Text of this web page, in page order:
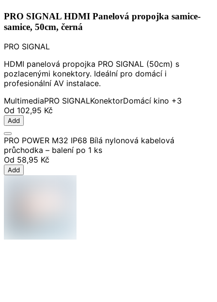
PRO SIGNAL HDMI Panelová propojka samice-
samice, 50cm, černá
PRO SIGNAL
HDMI panelová propojka PRO SIGNAL (50cm) s
pozlacenými konektory. Ideální pro domácí i
profesionální AV instalace.
MultimediaPRO SIGNALKonektorDomácí kino +3
Od 102,95 Kč
Add
PRO POWER M32 IP68 Bílá nylonová kabelová
průchodka – balení po 1 ks
Od 58,95 Kč
Add